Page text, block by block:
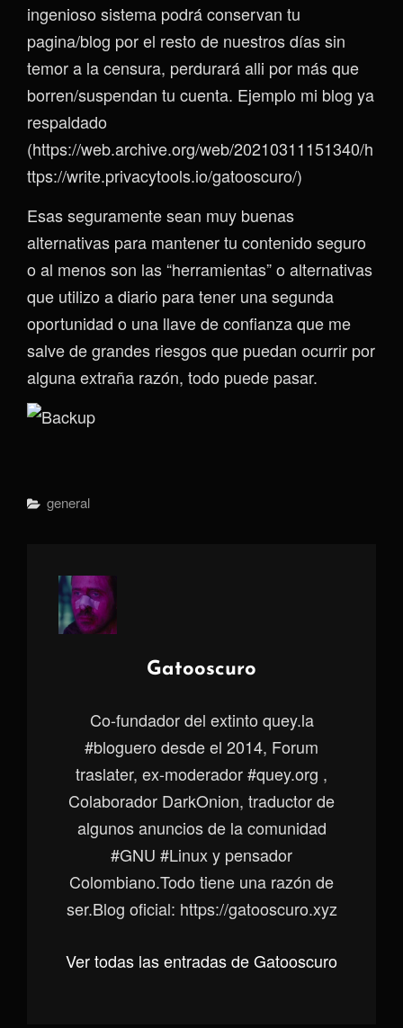
ingenioso sistema podrá conservan tu
pagina/blog por el resto de nuestros días sin
temor a la censura, perdurará alli por más que
borren/suspendan tu cuenta. Ejemplo mi blog ya
respaldado
(https://web.archive.org/web/20210311151340/h
ttps://write.privacytools.io/gatooscuro/)
Esas seguramente sean muy buenas
alternativas para mantener tu contenido seguro
o al menos son las “herramientas” o alternativas
que utilizo a diario para tener una segunda
oportunidad o una llave de confianza que me
salve de grandes riesgos que puedan ocurrir por
alguna extraña razón, todo puede pasar.
Categorías
General
Autor:
Gatooscuro
Co-fundador del extinto quey.la
#bloguero desde el 2014, Forum
traslater, ex-moderador #quey.org ,
Colaborador DarkOnion, traductor de
algunos anuncios de la comunidad
#GNU #Linux y pensador
Colombiano.Todo tiene una razón de
ser.Blog oficial: https://gatooscuro.xyz
Ver todas las entradas de Gatooscuro